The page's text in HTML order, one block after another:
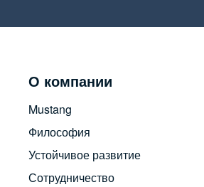
О компании
Mustang
Философия
Устойчивое развитие
Сотрудничество